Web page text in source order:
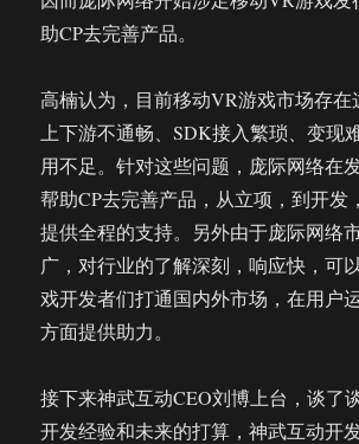
助CP去完善产品。
高楠认为，目前移动VR游戏市场存在
上下游不通畅、SDK接入繁琐、变现
用不足。针对这些问题，庞际网络在
帮助CP去完善产品，从立项，到开发
提供全程的支持。另外由于庞际网络
广，对行业的了解深刻，响应快，可
戏开发者们打通国内外市场，在用户
方面提供助力。
接下来神武互动CEO刘博上台，谈了
开发经验和未来的打算，神武互动开